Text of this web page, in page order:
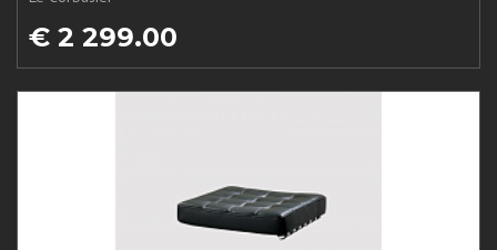
€ 2 299.00